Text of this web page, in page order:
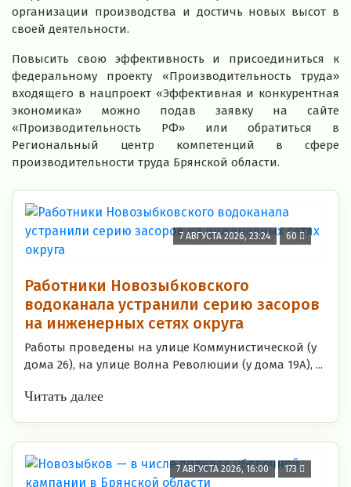
организации производства и достичь новых высот в
своей деятельности.
Повысить свою эффективность и присоединиться к
федеральному проекту «Производительность труда»
входящего в нацпроект «Эффективная и конкурентная
экономика» можно подав заявку на сайте
«Производительность РФ» или обратиться в
Региональный центр компетенций в сфере
производительности труда Брянской области.
7 АВГУСТА 2026, 23:24 60
Работники Новозыбковского
водоканала устранили серию засоров
на инженерных сетях округа
Работы проведены на улице Коммунистической (у
дома 26), на улице Волна Революции (у дома 19А), ...
Читать далее
7 АВГУСТА 2026, 16:00 173